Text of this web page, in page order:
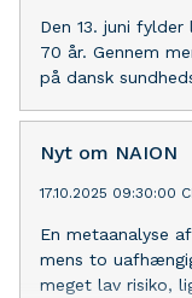
Den 13. juni
70 år. Gennem
på dansk
Nyt om NAION
17.10.2025 09:30:00
En metaanalyse
mens to
meget lav risiko,